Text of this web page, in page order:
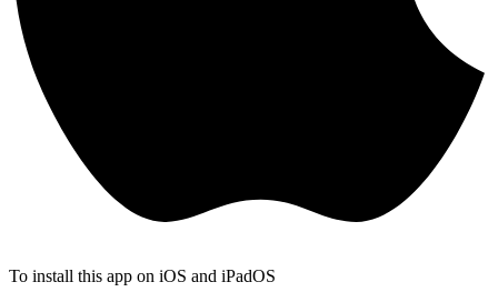
To install this app on iOS and iPadOS